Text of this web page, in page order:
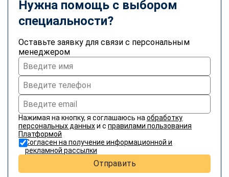
Нужна помощь с выбором
специальности?
Оставьте заявку для связи с персональным
менеджером
Нажимая на кнопку, я соглашаюсь на обработку
персональных данныхи с правилами пользования
Платформой
Согласен на получение информационной и
рекламной рассылки
Отправить